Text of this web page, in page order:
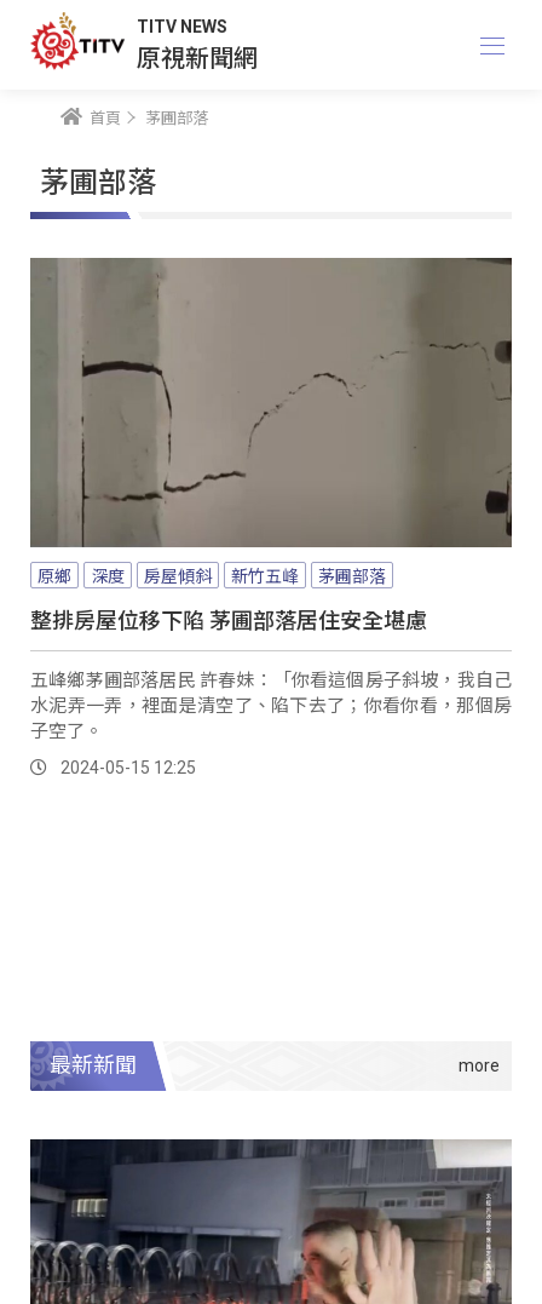
TITV NEWS
原視新聞網
首頁 茅圃部落
茅圃部落
原鄉 深度 房屋傾斜 新竹五峰 茅圃部落
整排房屋位移下陷 茅圃部落居住安全堪慮
五峰鄉茅圃部落居民 許春妹：「你看這個房子斜坡，我自己
水泥弄一弄，裡面是清空了、陷下去了；你看你看，那個房
子空了。
2024-05-15 12:25
最新新聞